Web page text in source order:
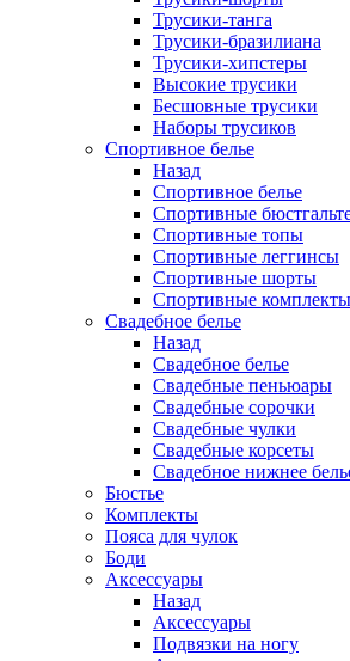
Трусики-танга
Трусики-бразилиана
Трусики-хипстеры
Высокие трусики
Бесшовные трусики
Наборы трусиков
Спортивное белье
Назад
Спортивное белье
Спортивные
Спортивные топы
Спортивные леггинсы
Спортивные шорты
Спортивные комплекты
Свадебное белье
Назад
Свадебное белье
Свадебные пеньюары
Свадебные сорочки
Свадебные чулки
Свадебные корсеты
Свадебное нижнее
Бюстье
Комплекты
Пояса для чулок
Боди
Аксессуары
Назад
Аксессуары
Подвязки на ногу